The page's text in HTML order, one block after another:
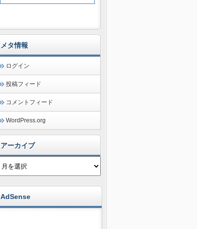
メタ情報
ログイン
投稿フィード
コメントフィード
WordPress.org
アーカイブ
AdSense